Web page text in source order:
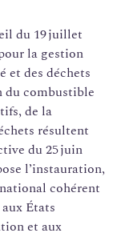
du 19 juillet
la gestion
et des déchets
du combustible
de la
résultent
du 25 juin
l’instauration,
cohérent
États
et aux